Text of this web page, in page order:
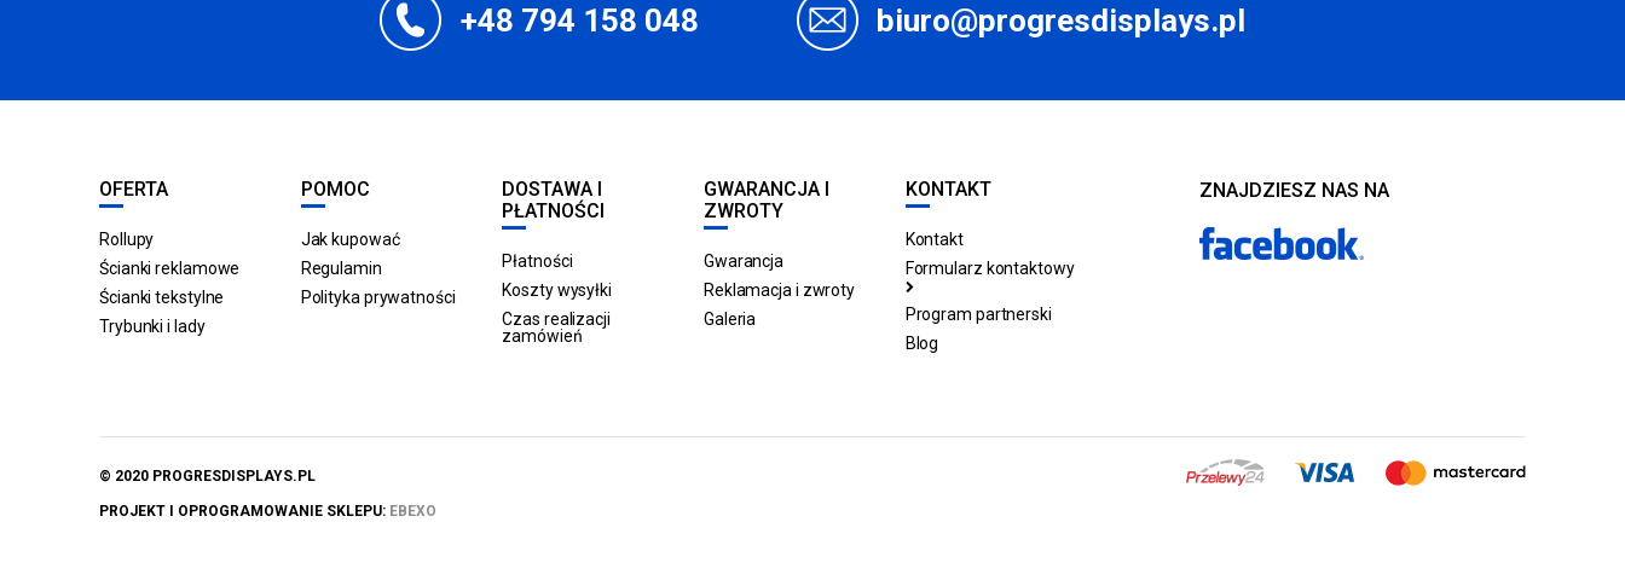
+48 794 158 048 biuro@progresdisplays.pl
OFERTA
Rollupy
Ścianki reklamowe
Ścianki tekstylne
Trybunki i lady
POMOC
Jak kupować
Regulamin
Polityka prywatności
DOSTAWA I
PŁATNOŚCI
Płatności
Koszty wysyłki
Czas realizacji
zamówień
GWARANCJA I
ZWROTY
Gwarancja
Reklamacja i zwroty
Galeria
KONTAKT
Kontakt
Formularz kontaktowy
Program partnerski
Blog
ZNAJDZIESZ NAS NA
© 2020 PROGRESDISPLAYS.PL
PROJEKT I OPROGRAMOWANIE SKLEPU: EBEXO